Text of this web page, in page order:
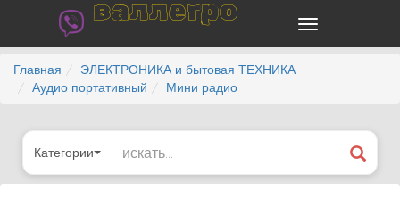
валлегро
Главная
ЭЛЕКТРОНИКА и бытовая ТЕХНИКА
Аудио портативный
Мини радио
Категории